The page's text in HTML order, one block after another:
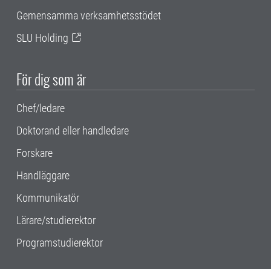
Gemensamma verksamhetsstödet
SLU Holding
För dig som är
Chef/ledare
Doktorand eller handledare
Forskare
Handläggare
Kommunikatör
Lärare/studierektor
Programstudierektor